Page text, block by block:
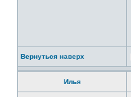
Вернуться наверх
Илья